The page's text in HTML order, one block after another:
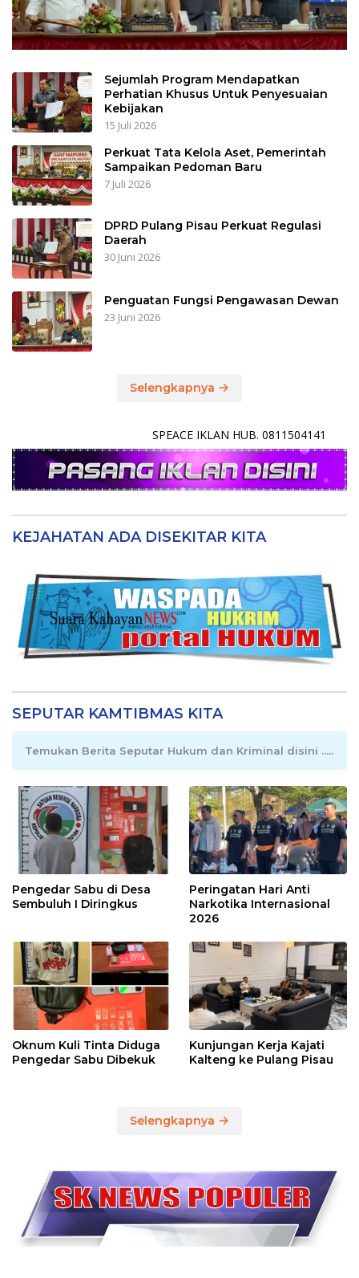
Sejumlah Program Mendapatkan
Perhatian Khusus Untuk Penyesuaian
Kebijakan
15 Juli 2026
Perkuat Tata Kelola Aset, Pemerintah
Sampaikan Pedoman Baru
7 Juli 2026
DPRD Pulang Pisau Perkuat Regulasi
Daerah
30 Juni 2026
Penguatan Fungsi Pengawasan Dewan
23 Juni 2026
Selengkapnya
SPEACE IKLAN HUB. 0811504141
KEJAHATAN ADA DISEKITAR KITA
SEPUTAR KAMTIBMAS KITA
Temukan Berita Seputar Hukum dan Kriminal disini .....
Pengedar Sabu di Desa
Sembuluh I Diringkus
Peringatan Hari Anti
Narkotika Internasional
2026
Oknum Kuli Tinta Diduga
Pengedar Sabu Dibekuk
Kunjungan Kerja Kajati
Kalteng ke Pulang Pisau
Selengkapnya